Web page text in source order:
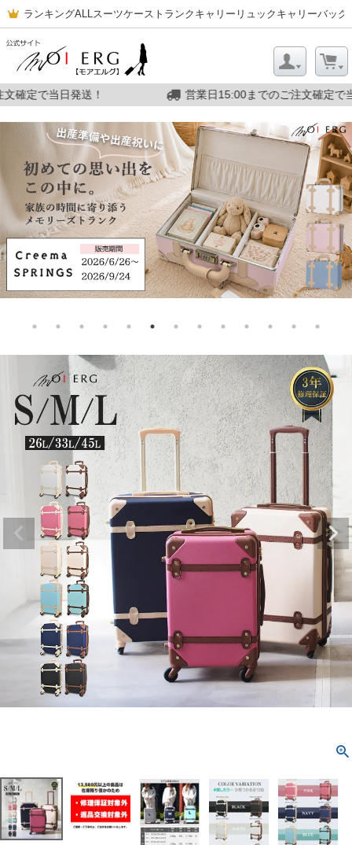
ランキングALLスーツケース トランクキャリー リュックキャリーバッグ
までのご注文確定で当日発送！ 営業日15:00まで